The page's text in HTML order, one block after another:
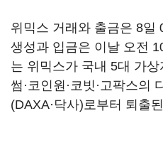
위믹스 거래와 출금은 8일
생성과 입금은 이날 오전
는 위믹스가 국내 5대 가
썸·코인원·코빗·고팍스의
(DAXA·닥사)로부터 퇴출